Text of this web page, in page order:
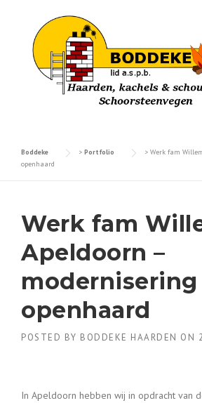
Boddeke > Portfolio > Werk fam
openhaard
Werk fam
Apeldoorn –
modernisering
openhaard
POSTED BY BODDEKE HAARDEN ON
In Apeldoorn hebben wij in opdracht van